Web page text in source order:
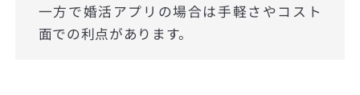
一方で婚活アプリの場合は手軽さやコスト
面での利点があります。